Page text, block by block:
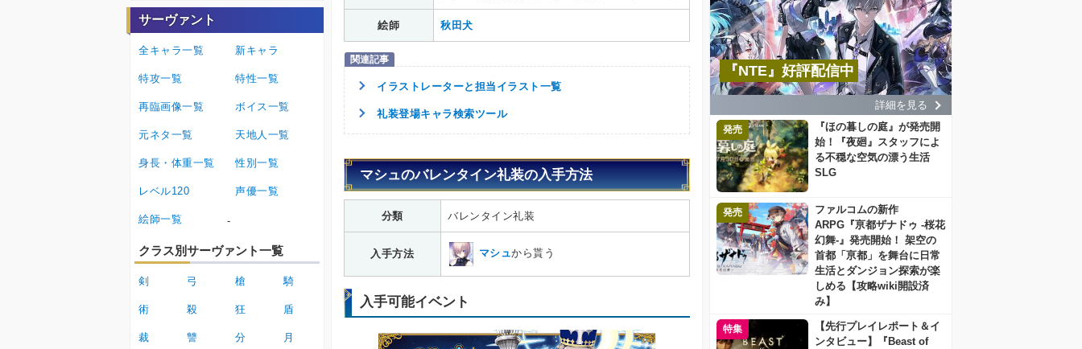
絵師 秋田犬
イラストレーターと担当イラスト一覧
礼装登場キャラ検索ツール
マシュのバレンタイン礼装の入手方法
分類 バレンタイン礼装
入手方法 マシュから貰う
入手可能イベント
『NTE』好評配信中
詳細を見る
発売
『ほの暮しの庭』が発売開
始！『夜廻』スタッフによ
る不穏な空気の漂う生活
SLG
発売
ファルコムの新作
ARPG『亰都ザナドゥ -桜花
幻舞-』発売開始！ 架空の
首都「亰都」を舞台に日常
生活とダンジョン探索が楽
しめる【攻略wiki開設済
み】
特集
【先行プレイレポート＆イ
ンタビュー】『Beast of
サーヴァント
全キャラ一覧 新キャラ
特攻一覧 特性一覧
再臨画像一覧 ボイス一覧
元ネタ一覧 天地人一覧
身長・体重一覧 性別一覧
レベル120 声優一覧
絵師一覧 -
クラス別サーヴァント一覧
剣 弓 槍 騎
術 殺 狂 盾
裁 讐 分 月